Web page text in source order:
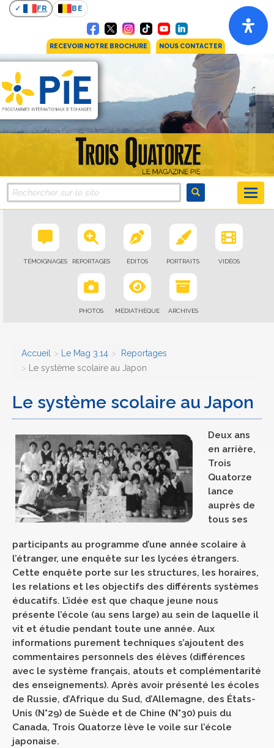
FR BE
RECEVOIR NOTRE BROCHURE NOUS CONTACTER
TÉMOIGNAGES REPORTAGES ÉDITOS PORTRAITS VIDÉOS
PHOTOS MÉDIATHÈQUE ARCHIVES
Accueil Le Mag 3.14
Reportages
Le système scolaire au Japon
Le système scolaire au Japon
Deux ans
en arrière,
Trois
Quatorze
lance
auprès de
tous ses
participants au programme d’une année scolaire à
l’étranger, une enquête sur les lycées étrangers.
Cette enquête porte sur les structures, les horaires,
les relations et les objectifs des différents systèmes
éducatifs. L’idée est que chaque jeune nous
présente l’école (au sens large) au sein de laquelle il
vit et étudie pendant toute une année. Aux
informations purement techniques s’ajoutent des
commentaires personnels des élèves (différences
avec le système français, atouts et complémentarité
des enseignements). Après avoir présenté les écoles
de Russie, d’Afrique du Sud, d’Allemagne, des États-
Unis (N°29) de Suède et de Chine (N°30) puis du
Canada, Trois Quatorze lève le voile sur l’école
japonaise.